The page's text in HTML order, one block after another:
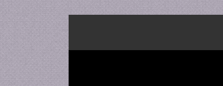
Pasar al contenido principal